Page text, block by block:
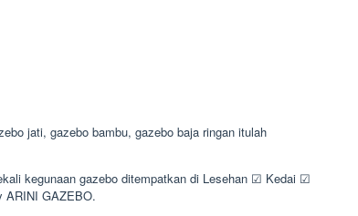
jati, gazebo bambu, gazebo baja ringan itulah
kegunaan gazebo ditempatkan di Lesehan ☑ Kedai ☑
GAZEBO.